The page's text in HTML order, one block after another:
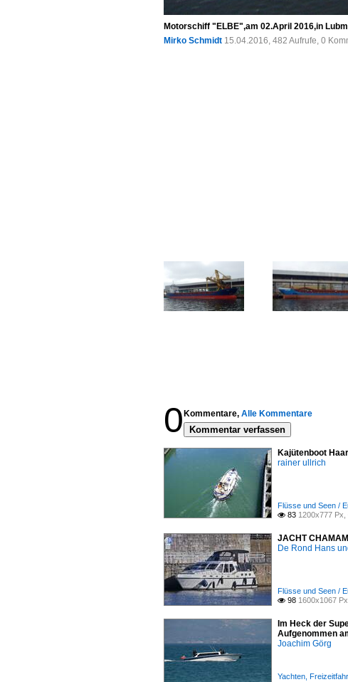
Motorschiff "ELBE",am 02.April 2016,in
Mirko Schmidt 15.04.2016, 482 Aufrufe, 0
0 Kommentare, Alle Kommentare
Kommentar verfassen
Kajütenboot
rainer ullrich
Flüsse und Seen /
 83 1200x777 Px,
JACHT
De Rond Hans
Flüsse und Seen /
 98 1600x1067
Im Heck der
Aufgenommen
Joachim Görg
Yachten,